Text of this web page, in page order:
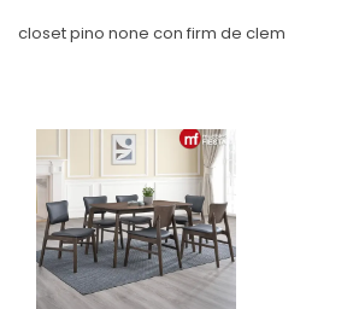
closet pino none con firm de clem